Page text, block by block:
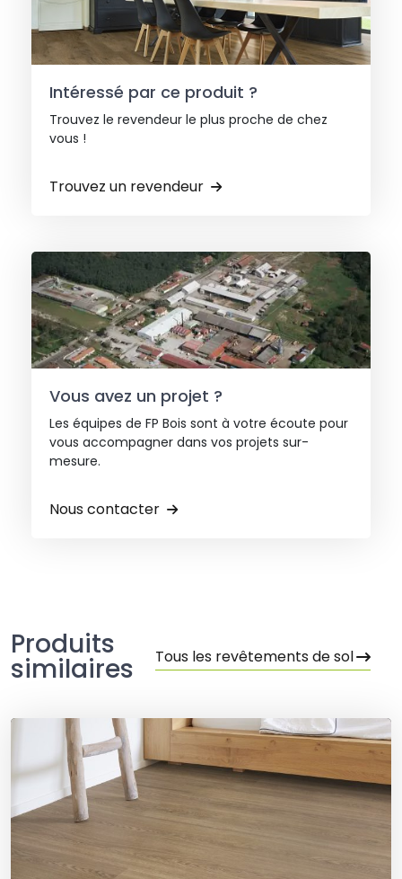
Intéressé par ce produit ?
Trouvez le revendeur le plus proche de chez
vous !
Trouvez un revendeur
Vous avez un projet ?
Les équipes de FP Bois sont à votre écoute pour
vous accompagner dans vos projets sur-
mesure.
Nous contacter
Produits
similaires Tous les revêtements de sol